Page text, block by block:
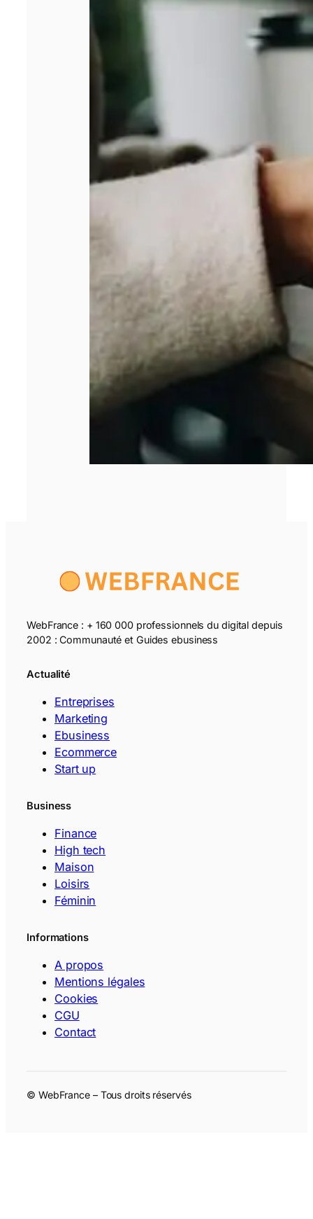
WebFrance : + 160 000 professionnels du digital depuis
2002 : Communauté et Guides ebusiness
Actualité
Entreprises
Marketing
Ebusiness
Ecommerce
Start up
Business
Finance
High tech
Maison
Loisirs
Féminin
Informations
A propos
Mentions légales
Cookies
CGU
Contact
© WebFrance – Tous droits réservés